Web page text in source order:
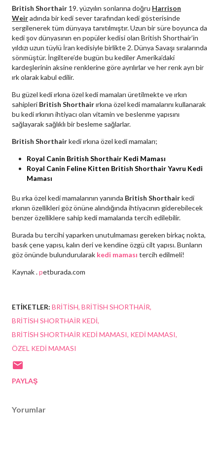
British Shorthair 19. yüzyılın sonlarına doğru Harrison
Weiradında bir kedi sever tarafından kedi gösterisinde
sergilenerek tüm dünyaya tanıtılmıştır. Uzun bir süre boyunca da
kedi şov dünyasının en popüler kedisi olan British Shorthair’in
yıldızı uzun tüylü İran kedisiyle birlikte 2. Dünya Savaşı sıralarında
sönmüştür. İngiltere’de bugün bu kediler Amerika’daki
kardeşlerinin aksine renklerine göre ayrılırlar ve her renk ayrı bir
ırk olarak kabul edilir.
Bu güzel kedi ırkına özel kedi mamaları üretilmekte ve ırkın
sahipleri British Shorthairırkına özel kedi mamalarını kullanarak
bu kedi ırkının ihtiyacı olan vitamin ve beslenme yapısını
sağlayarak sağlıklı bir besleme sağlarlar.
British Shorthairkedi ırkına özel kedi mamaları;
Royal Canin British Shorthair Kedi Maması
Royal Canin Feline Kitten British Shorthair Yavru Kedi
Maması
Bu ırka özel kedi mamalarının yanında British Shorthairkedi
ırkının özellikleri göz önüne alındığında ihtiyacının giderebilecek
benzer özelliklere sahip kedi mamalarıda tercih edilebilir.
Burada bu tercihi yaparken unutulmaması gereken birkaç nokta,
basık çene yapısı, kalın deri ve kendine özgü cilt yapısı. Bunların
göz önünde bulundurularak kedi maması tercih edilmeli!
Kaynak .petburada.com
ETIKETLER: BRITISH BRITISH SHORTHAIR
BRITISH SHORTHAIR KEDI
BRITISH SHORTHAIR KEDI MAMASI KEDI MAMASI
ÖZEL KEDI MAMASI
PAYLAŞ
Yorumlar